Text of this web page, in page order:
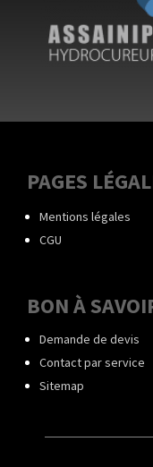
PAGES
Mentions légales
CGU
BON À
Demande de devis
Contact par service
Sitemap